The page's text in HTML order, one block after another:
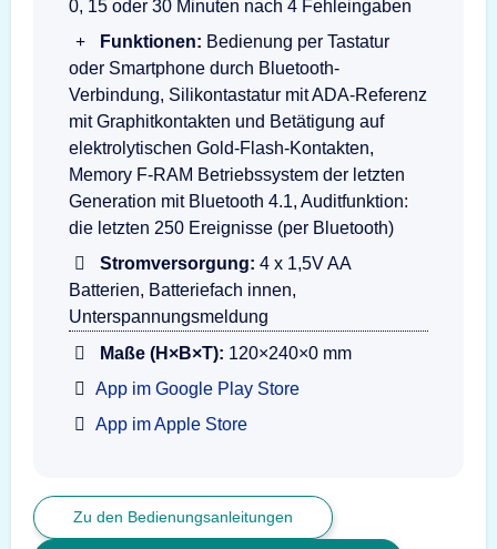
0, 15 oder 30 Minuten nach 4 Fehleingaben
Funktionen: Bedienung per Tastatur
oder Smartphone durch Bluetooth-
Verbindung, Silikontastatur mit ADA-Referenz
mit Graphitkontakten und Betätigung auf
elektrolytischen Gold-Flash-Kontakten,
Memory F-RAM Betriebssystem der letzten
Generation mit Bluetooth 4.1, Auditfunktion:
die letzten 250 Ereignisse (per Bluetooth)
Stromversorgung: 4 x 1,5V AA
Batterien, Batteriefach innen,
Unterspannungsmeldung
Maße (H×B×T): 120×240×0 mm
App im Google Play Store
App im Apple Store
Zu den Bedienungsanleitungen